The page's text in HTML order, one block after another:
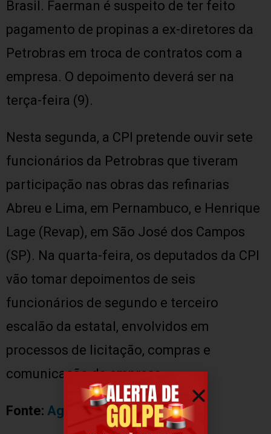
Brasil. Faerman é suspeito de ter feito
pagamento de propinas a ex-diretores da
Petrobras em troca de contratos com a
empresa. O depoimento deverá ser na
terça-feira (9).
Nesta segunda, a CPI pretende ouvir sete
funcionários da Petrobras que tiveram
participação nas obras das refinarias
Abreu e Lima, em Pernambuco, e Henrique
Lage (Revap), em São José dos Campos
(SP). Na quarta-feira, os deputados da CPI
vão tomar depoimentos de seis
funcionários de segundo e terceiro
escalão da estatal, envolvidos em
processos de licitação, compras e
comunicação da empresa.
Fonte: Agência Brasil